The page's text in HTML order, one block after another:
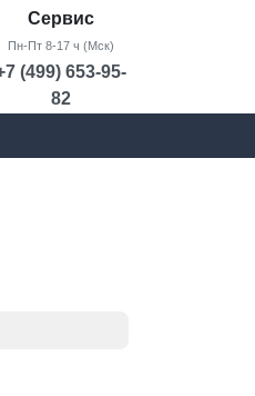
Сервис
Пн-Пт 8-17 ч (Мск)
(499) 653-95-
82